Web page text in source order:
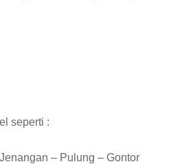
seperti :
– Pulung – Gontor